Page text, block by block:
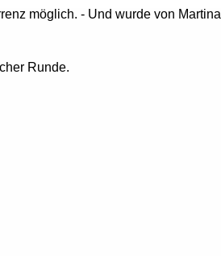
möglich. - Und wurde von Martina
Runde.